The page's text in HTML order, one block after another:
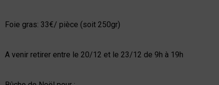
Foie gras: 33€/ pièce (soit 250gr)
A venir retirer entre le 20/12 et le 23/12 de 9h à 19h